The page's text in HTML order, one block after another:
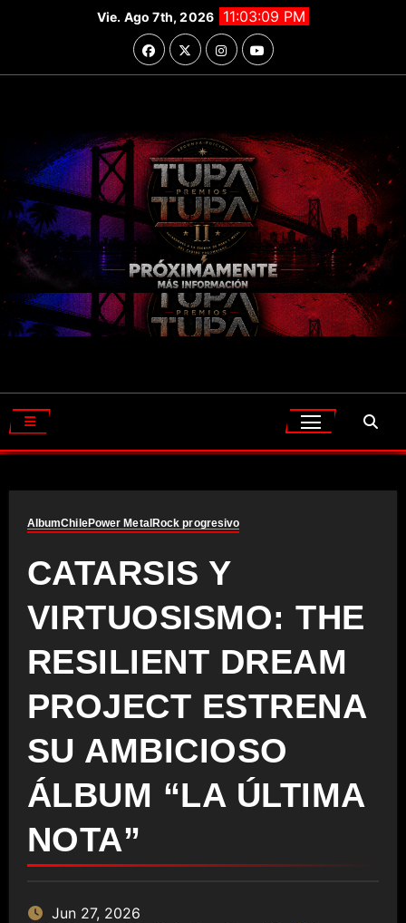
Vie. Ago 7th, 2026 11:03:10 PM
AlbumChilePower MetalRock progresivo
CATARSIS Y
VIRTUOSISMO: THE
RESILIENT DREAM
PROJECT ESTRENA
SU AMBICIOSO
ÁLBUM “LA ÚLTIMA
NOTA”
Jun 27, 2026